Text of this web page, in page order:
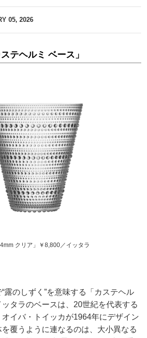
05, 2026
テヘルミ ベース」
クリア」￥8,800／イッタラ
のしずく”を意味する「カステヘル
ッタラのベースは、20世紀を代表する
イバ・トイッカが1964年にデザイン
覆うように連なるのは、大小異なる